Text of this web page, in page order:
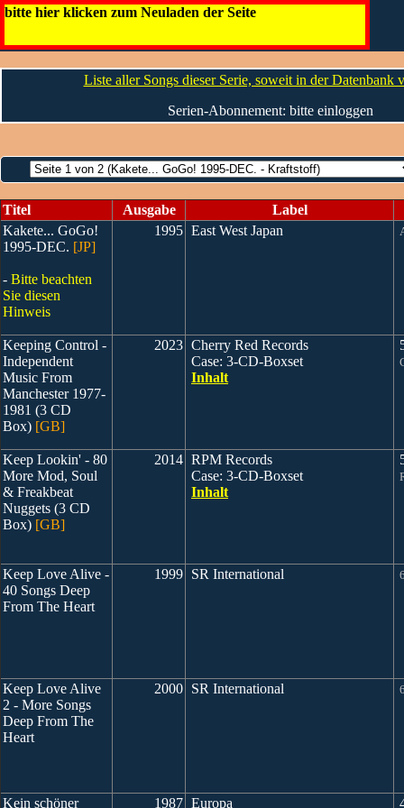
bitte hier klicken zum Neuladen der Seite
K (Diverse)
Liste aller Songs dieser Serie, soweit in der Datenbank
Serien-Abonnement: bitte einloggen
Titel Ausgabe
Label
Kakete... GoGo!
1995-DEC. [JP]
- Bitte beachten
Sie diesen
Hinweis
1995 East West Japan
Keeping Control -
Independent
Music From
Manchester 1977-
1981 (3 CD
Box) [GB]
2023 Cherry Red Records
Case: 3-CD-Boxset
Inhalt
Keep Lookin' - 80
More Mod, Soul
& Freakbeat
Nuggets (3 CD
Box) [GB]
2014 RPM Records
Case: 3-CD-Boxset
Inhalt
Keep Love Alive -
40 Songs Deep
From The Heart
1999 SR International
Keep Love Alive
2 - More Songs
Deep From The
Heart
2000 SR International
Kein schöner 1987 Europa